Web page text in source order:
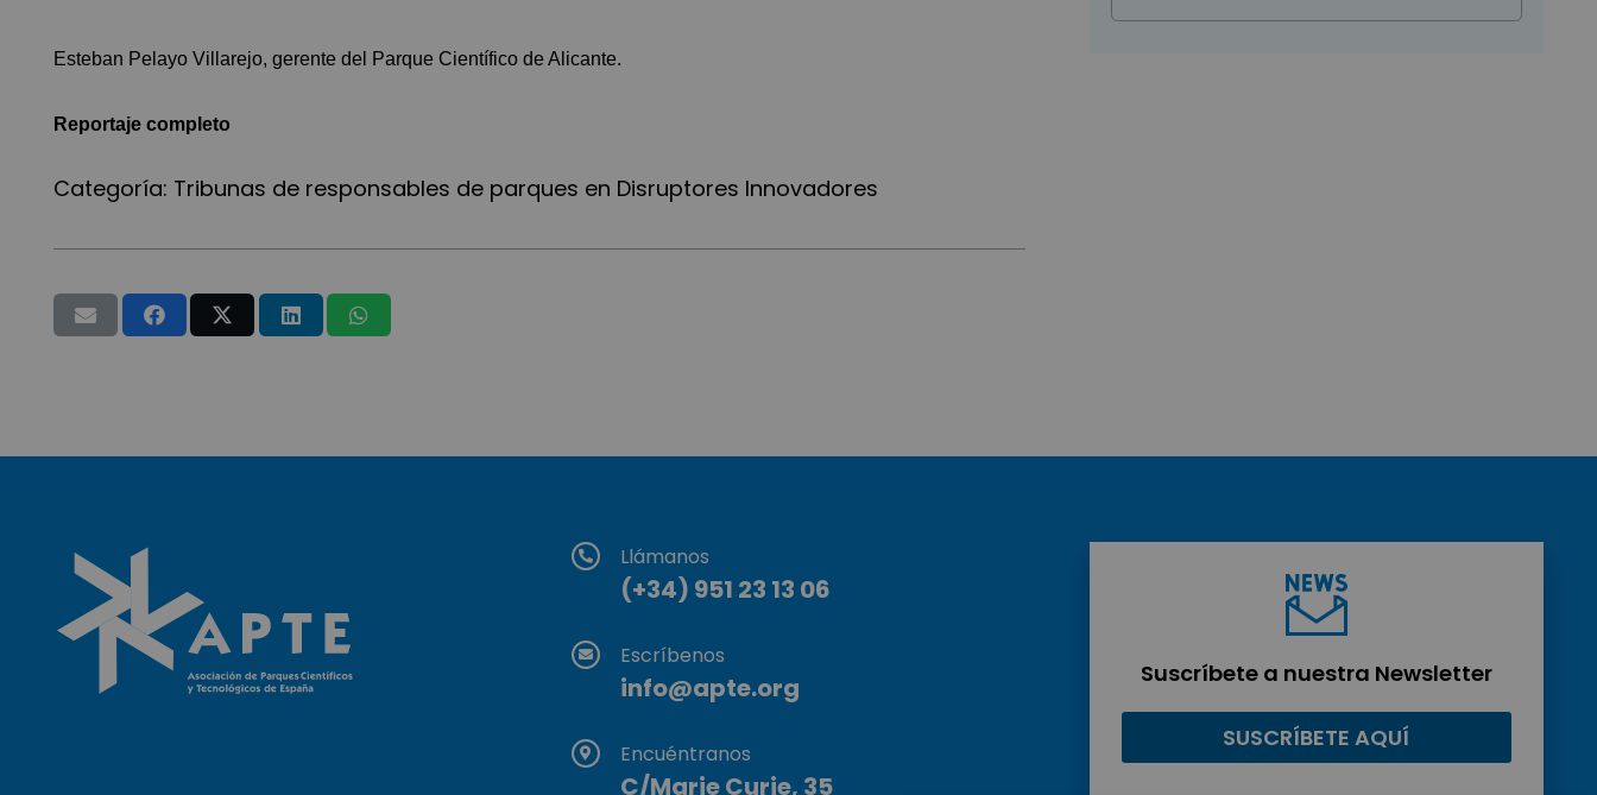
Esteban Pelayo Villarejo, gerente del Parque Científico de Alicante.
Reportaje completo
Categoría: Tribunas de responsables de parques en Disruptores Innovadores
Llámanos
(+34) 951 23 13 06
Escríbenos
info@apte.org
Encuéntranos
C/Marie Curie, 35
Suscríbete a nuestra Newsletter
SUSCRÍBETE AQUÍ